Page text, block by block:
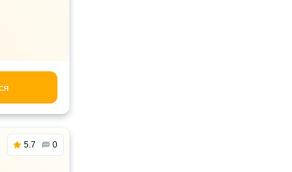
5.7 0